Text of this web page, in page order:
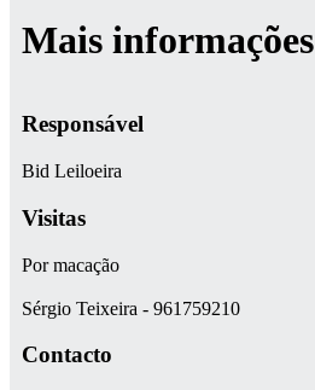
Mais informações
Responsável
Bid Leiloeira
Visitas
Por macação
Sérgio Teixeira - 961759210
Contacto